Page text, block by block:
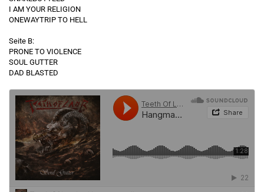
I AM YOUR RELIGION
ONEWAYTRIP TO HELL
Seite B:
PRONE TO VIOLENCE
SOUL GUTTER
DAD BLASTED